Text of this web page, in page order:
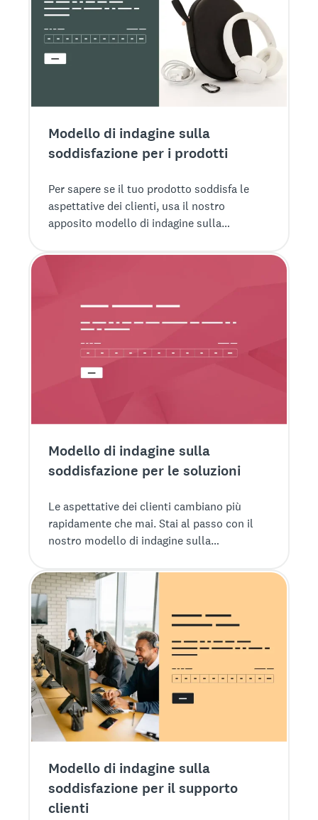
Modello di indagine sulla
soddisfazione per i prodotti
Per sapere se il tuo prodotto soddisfa le
aspettative dei clienti, usa il nostro
apposito modello di indagine sulla
Modello di indagine sulla
soddisfazione per le soluzioni
Le aspettative dei clienti cambiano più
rapidamente che mai. Stai al passo con il
nostro modello di indagine sulla
Modello di indagine sulla
soddisfazione per il supporto
clienti